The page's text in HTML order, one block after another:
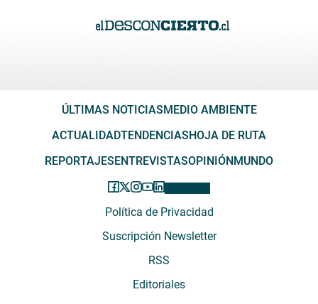
ÚLTIMAS NOTICIASMEDIO AMBIENTE
ACTUALIDADTENDENCIASHOJA DE RUTA
REPORTAJESENTREVISTASOPINIÓNMUNDO
Política de Privacidad
Suscripción Newsletter
RSS
Editoriales